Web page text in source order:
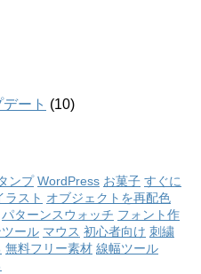
ート (10)
ンプ WordPress お菓子 すぐに
ラスト オブジェクトを再配色
パターンスウォッチ フォント作
ール マウス 初心者向け 刺繍
無料フリー素材 線幅ツール